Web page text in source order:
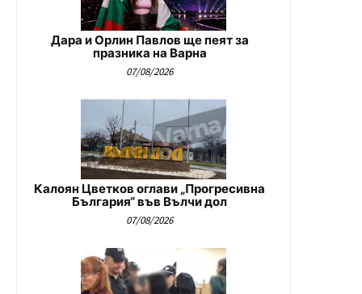
Дара и Орлин Павлов ще пеят за
празника на Варна
07/08/2026
Калоян Цветков оглави „Прогресивна
България“ във Вълчи дол
07/08/2026